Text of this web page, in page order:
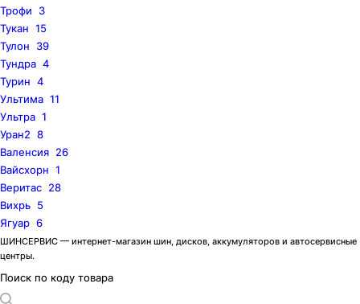
Трофи
3
Тукан 15
Тулон
39
Тундра 4
Турин 4
Ультима 11
Ультра 1
Уран2 8
Валенсия 26
Вайсхорн 1
Веритас 28
Вихрь 5
Ягуар 6
ШИНСЕРВИС — интернет-магазин шин, дисков, аккумуляторов и автосервисные
центры.
Поиск по коду товара